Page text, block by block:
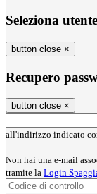
Seleziona utente
button close ×
Recupero
button close ×
all'indirizzo indicato
Non hai una e-mail
tramite la Login